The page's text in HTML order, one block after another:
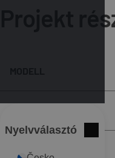
Projekt
SZÍN
Nyelvválasztó Bezár
International